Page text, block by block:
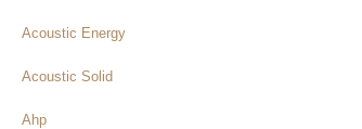
Acoustic Energy
Acoustic Solid
Ahp